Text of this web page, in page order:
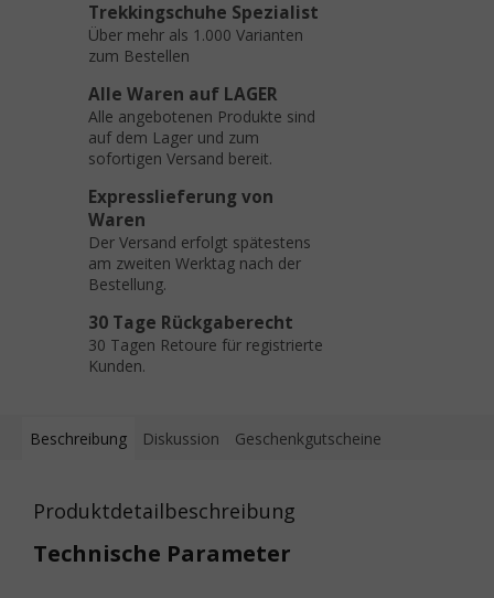
Trekkingschuhe Spezialist
Über mehr als 1.000 Varianten
zum Bestellen
Alle Waren auf LAGER
Alle angebotenen Produkte sind
auf dem Lager und zum
sofortigen Versand bereit.
Expresslieferung von
Waren
Der Versand erfolgt spätestens
am zweiten Werktag nach der
Bestellung.
30 Tage Rückgaberecht
30 Tagen Retoure für registrierte
Kunden.
Beschreibung Diskussion Geschenkgutscheine
Produktdetailbeschreibung
Technische Parameter